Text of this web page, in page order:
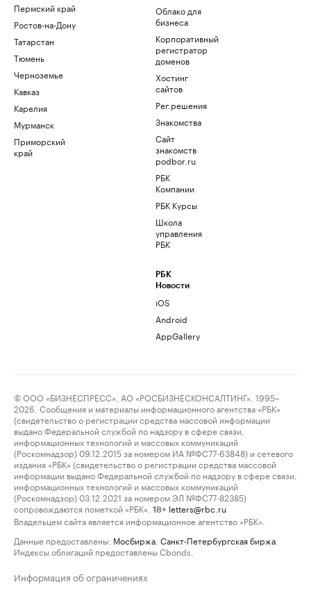
Пермский край
Ростов-на-Дону
Татарстан
Тюмень
Черноземье
Кавказ
Карелия
Мурманск
Приморский
край
Облако для
бизнеса
Корпоративный
регистратор
доменов
Хостинг
сайтов
Рег.решения
Знакомства
Сайт
знакомств
podbor.ru
РБК
Компании
РБК Курсы
Школа
управления
РБК
РБК
Новости
iOS
Android
AppGallery
© ООО «БИЗНЕСПРЕСС», АО «РОСБИЗНЕСКОНСАЛТИНГ», 1995–
2026. Сообщения и материалы информационного агентства «РБК»
(свидетельство о регистрации средства массовой информации
выдано Федеральной службой по надзору в сфере связи,
информационных технологий и массовых коммуникаций
(Роскомнадзор) 09.12.2015 за номером ИА №ФС77-63848) и сетевого
издания «РБК» (свидетельство о регистрации средства массовой
информации выдано Федеральной службой по надзору в сфере связи,
информационных технологий и массовых коммуникаций
(Роскомнадзор) 03.12.2021 за номером ЭЛ №ФС77-82385)
сопровождаются пометкой «РБК».
18+ letters@rbc.ru
Владельцем сайта является информационное агентство «РБК».
Данные предоставлены: Мосбиржа Санкт-Петербургская биржа
Индексы облигаций предоставлены Cbonds.
Информация об ограничениях